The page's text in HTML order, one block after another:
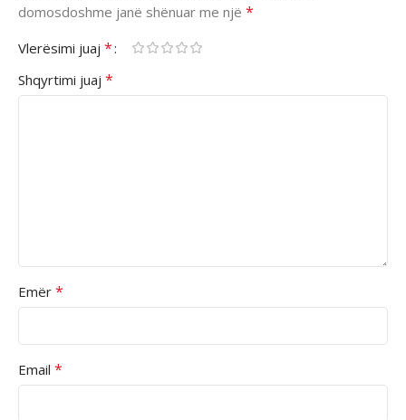
domosdoshme janë shënuar me një *
Vlerësimi juaj *
Shqyrtimi juaj *
Emër *
Email *